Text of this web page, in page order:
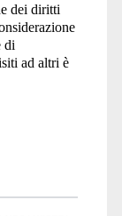
dei diritti
di
ad altri è